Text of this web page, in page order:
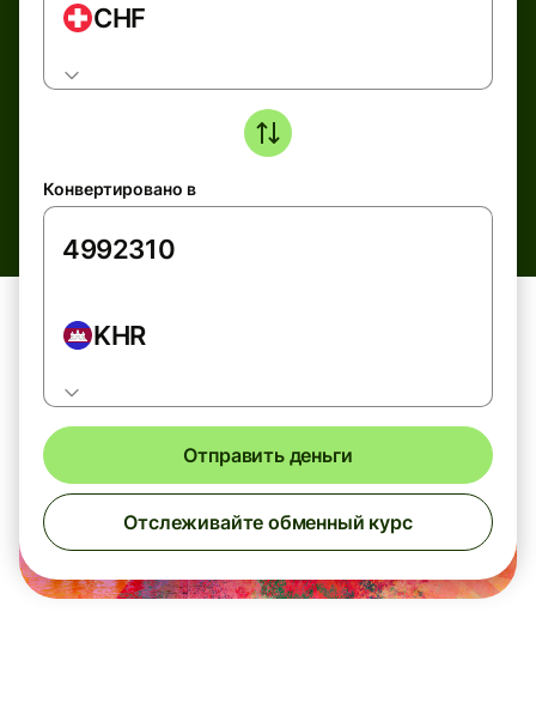
CHF
Конвертировано в
KHR
Отправить деньги
Отслеживайте обменный курс